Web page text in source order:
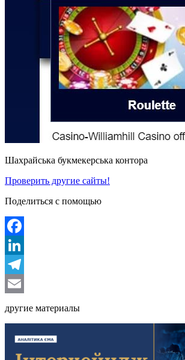
Шахрайська букмекерська контора
Проверить другие сайты!
Поделиться с помощью
Facebook
LinkedIn
Telegram
другие материалы